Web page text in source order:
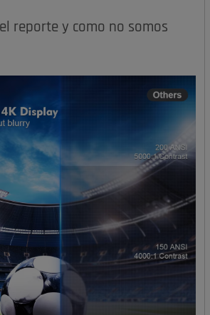
reporte y como no somos